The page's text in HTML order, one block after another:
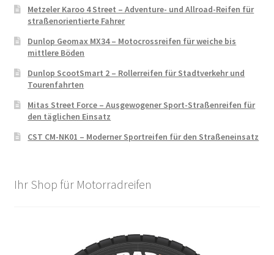
Metzeler Karoo 4 Street – Adventure- und Allroad-Reifen für
straßenorientierte Fahrer
Dunlop Geomax MX34 – Motocrossreifen für weiche bis
mittlere Böden
Dunlop ScootSmart 2 – Rollerreifen für Stadtverkehr und
Tourenfahrten
Mitas Street Force – Ausgewogener Sport-Straßenreifen für
den täglichen Einsatz
CST CM-NK01 – Moderner Sportreifen für den Straßeneinsatz
Ihr Shop für Motorradreifen